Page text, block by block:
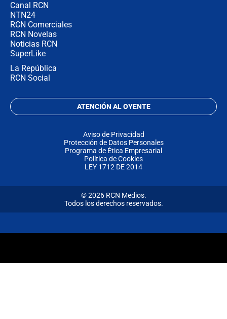
Canal RCN
NTN24
RCN Comerciales
RCN Novelas
Noticias RCN
SuperLike
La República
RCN Social
ATENCIÓN AL OYENTE
Aviso de Privacidad
Protección de Datos Personales
Programa de Ética Empresarial
Política de Cookies
LEY 1712 DE 2014
© 2026 RCN Medios.
Todos los derechos reservados.